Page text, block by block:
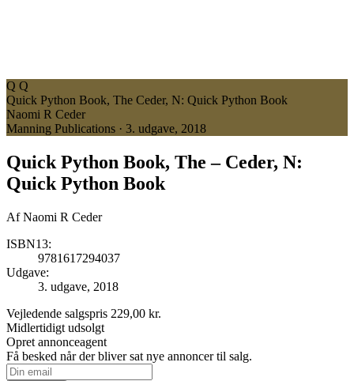
Q Q
Quick Python Book, The Ceder, N: Quick Python Book
Naomi R Ceder
Manning Publications · 3. udgave, 2018
Quick Python Book, The– Ceder, N:
Quick Python Book
AfNaomi R Ceder
ISBN13:
9781617294037
Udgave:
3. udgave, 2018
Vejledende salgspris 229,00 kr.
Midlertidigt udsolgt
Opret annonceagent
Få besked når der bliver sat nye annoncer til salg.